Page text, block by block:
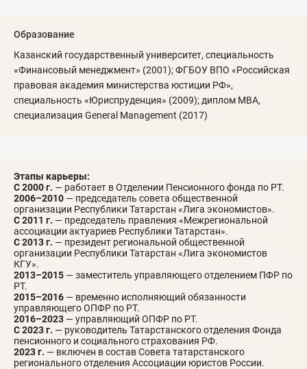
Образование
Казанский государственный университет, специальность
«Финансовый менеджмент» (2001); ФГБОУ ВПО «Российская
правовая академия министерства юстиции РФ»,
специальность «Юриспруденция» (2009); диплом MBA,
специализация General Management (2017)
Этапы карьеры:
С 2000 г. — работает в Отделении Пенсионного фонда по РТ.
2006–2010 — председатель совета общественной
организации Республики Татарстан «Лига экономистов».
С 2011 г. — председатель правления «Межрегиональной
ассоциации актуариев Республики Татарстан».
С 2013 г. — президент региональной общественной
организации Республики Татарстан «Лига экономистов
КГУ».
2013–2015 — заместитель управляющего отделением ПФР по
РТ.
2015–2016 — временно исполняющий обязанности
управляющего ОПФР по РТ.
2016–2023 — управляющий ОПФР по РТ.
С 2023 г. — руководитель Татарстанского отделения Фонда
пенсионного и социального страхования РФ.
2023 г. — включен в состав Совета татарстанского
регионального отделения Ассоциации юристов России.